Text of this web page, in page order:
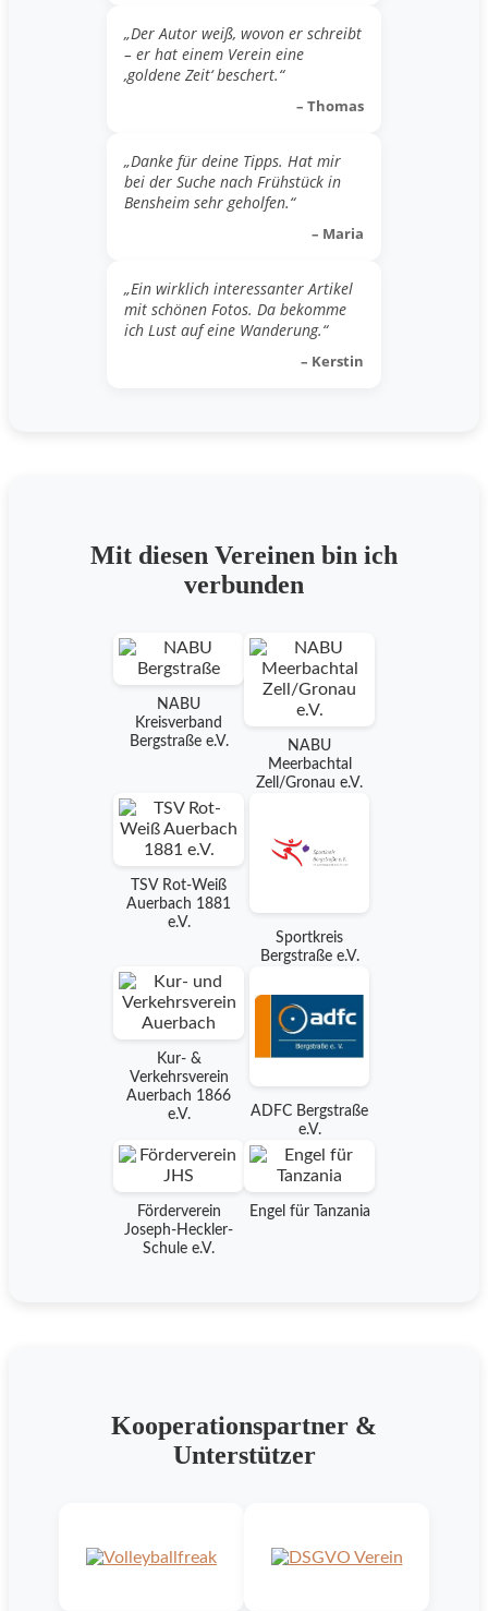
„Der Autor weiß, wovon er schreibt
– er hat einem Verein eine
‚goldene Zeit‘ beschert.“
– Thomas
„Danke für deine Tipps. Hat mir
bei der Suche nach Frühstück in
Bensheim sehr geholfen.“
– Maria
„Ein wirklich interessanter Artikel
mit schönen Fotos. Da bekomme
ich Lust auf eine Wanderung.“
– Kerstin
Mit diesen Vereinen bin ich
verbunden
NABU
Kreisverband
Bergstraße e.V.
NABU
Meerbachtal
Zell/Gronau e.V.
TSV Rot-Weiß
Auerbach 1881
e.V.
Sportkreis
Bergstraße e.V.
Kur- &
Verkehrsverein
Auerbach 1866
e.V.
ADFC Bergstraße
e.V.
Förderverein
Joseph-Heckler-
Schule e.V.
Engel für Tanzania
Kooperationspartner &
Unterstützer